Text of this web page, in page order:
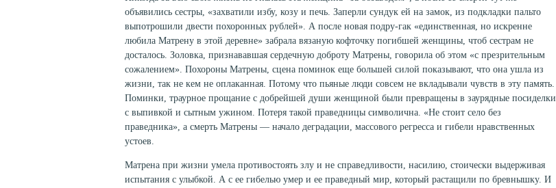
объявились сестры, «захватили избу, козу и печь. Заперли сундук ей на замок, из подкладки пальто
выпотрошили двести похоронных рублей». А после новая подру-гак «единственная, но искренне
любила Матрену в этой деревне» забрала вязаную кофточку погибшей женщины, чтоб сестрам не
досталось. Золовка, признававшая сердечную доброту Матрены, говорила об этом «с презрительным
сожалением». Похороны Матрены, сцена поминок еще большей силой показывают, что она ушла из
жизни, так не кем не оплаканная. Потому что пьяные люди совсем не вкладывали чувств в эту память.
Поминки, траурное прощание с добрейшей души женщиной были превращены в заурядные посиделки
с выпивкой и сытным ужином. Потеря такой праведницы символична. «Не стоит село без
праведника», а смерть Матрены — начало деградации, массового регресса и гибели нравственных
устоев.
Матрена при жизни умела противостоять злу и не справедливости, насилию, стоически выдерживая
испытания с улыбкой. А с ее гибелью умер и ее праведный мир, который растащили по бревнышку. И